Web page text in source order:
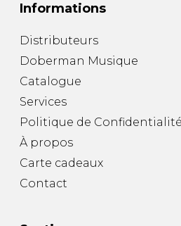
Informations
Distributeurs
Doberman Musique
Catalogue
Services
Politique de Confidentialité
À propos
Carte cadeaux
Contact